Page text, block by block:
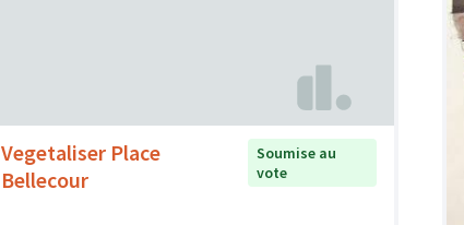
Vegetaliser Place
Bellecour
Soumise au
vote